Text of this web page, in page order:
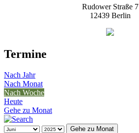
Rudower Straße 7
12439 Berlin
Termine
Nach Jahr
Nach Monat
Nach Woche
Heute
Gehe zu Monat
Gehe zu Monat